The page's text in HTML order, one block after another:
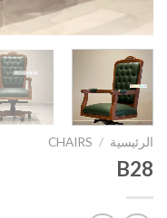
الرئيسية /
CHAIRS
B28